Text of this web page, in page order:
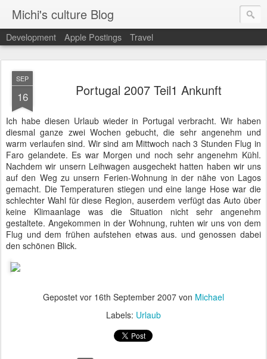
Michi's culture Blog
Development Apple Postings Travel
SEP
16 Portugal 2007 Teil1 Ankunft
Ich habe diesen Urlaub wieder in Portugal verbracht. Wir haben
diesmal ganze zwei Wochen gebucht, die sehr angenehm und
warm verlaufen sind. Wir sind am Mittwoch nach 3 Stunden Flug in
Faro gelandete. Es war Morgen und noch sehr angenehm Kühl.
Nachdem wir unsern Leihwagen ausgechekt hatten haben wir uns
auf den Weg zu unsern Ferien-Wohnung in der nähe von Lagos
gemacht. Die Temperaturen stiegen und eine lange Hose war die
schlechter Wahl für diese Region, auserdem verfügt das Auto über
keine Klimaanlage was die Situation nicht sehr angenehm
gestaltete. Angekommen in der Wohnung, ruhten wir uns von dem
Flug und dem frühen aufstehen etwas aus. und genossen dabei
den schönen Blick.
Gepostet vor 16th September 2007 von Michael
Labels: Urlaub